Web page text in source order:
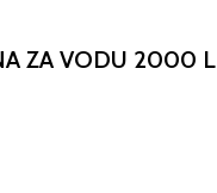
ZA VODU 2000 L